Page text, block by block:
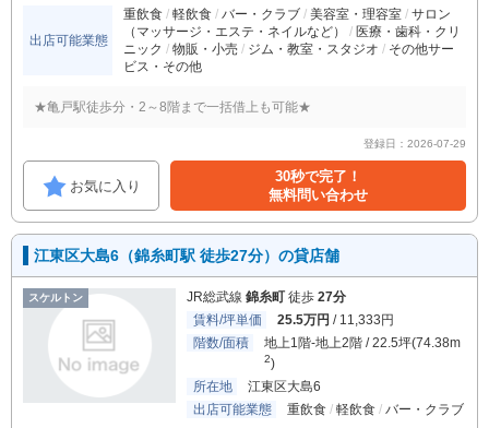
出店可能業態
重飲食 軽飲食 バー・クラブ 美容室・理容室
サロン
（マッサージ・エステ・ネイルなど）
医療・歯科・クリ
ニック
物販・小売 ジム・教室・スタジオ
その他サー
ビス・その他
★亀戸駅徒歩分・2～8階まで一括借上も可能★
登録日：2026-07-29
お気に入り
30秒で完了！
無料問い合わせ
江東区大島6（錦糸町駅 徒歩27分）の貸店舗
スケルトン JR総武線 錦糸町 徒歩 27分
賃料/坪単価
25.5万円 / 11,333円
階数/面積
地上1階-地上2階 / 22.5坪(74.38m
2)
所在地
江東区大島6
出店可能業態
重飲食 軽飲食 バー・クラブ